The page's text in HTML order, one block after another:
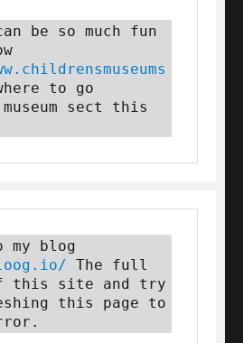
be so much fun
to go
sect this
The full
this site and try
this page to